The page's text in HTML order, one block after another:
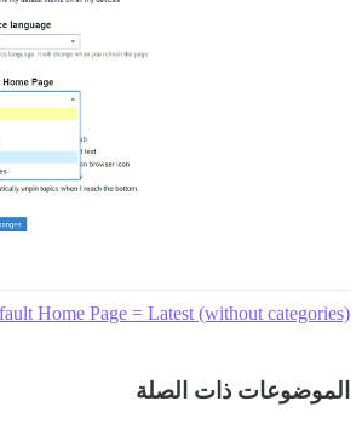
Home Page = Latest (without categories)
الموضوعات ذات الصلة